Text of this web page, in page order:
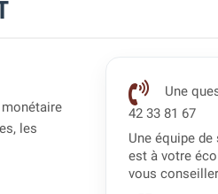
les
Une
42 33 81 67
Une équipe
est à votre
vous